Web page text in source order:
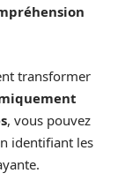
transformer
, vous pouvez
identifiant les